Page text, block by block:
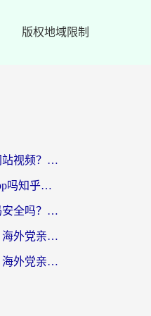
版权地域限制
在国外怎么看国内的网站视频？别再踩坑！选对加速器秒回国内冲浪
国外可以看国内影视app吗知乎？留学生亲测有效的回国加速方案
海外可以看西瓜视频吗安全吗？留学生亲测：3步解决回国追剧难题，附靠谱加速器推荐
国外如何听歌的软件？海外党亲测有效的回国加速器指南
国外怎么用咪咕音乐？海外党亲测有效的听歌自由指南